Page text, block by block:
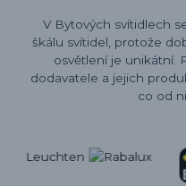
V Bytových svítidlech
škálu svítidel, protože
osvětlení je unikátní.
dodavatele a jejich
co od